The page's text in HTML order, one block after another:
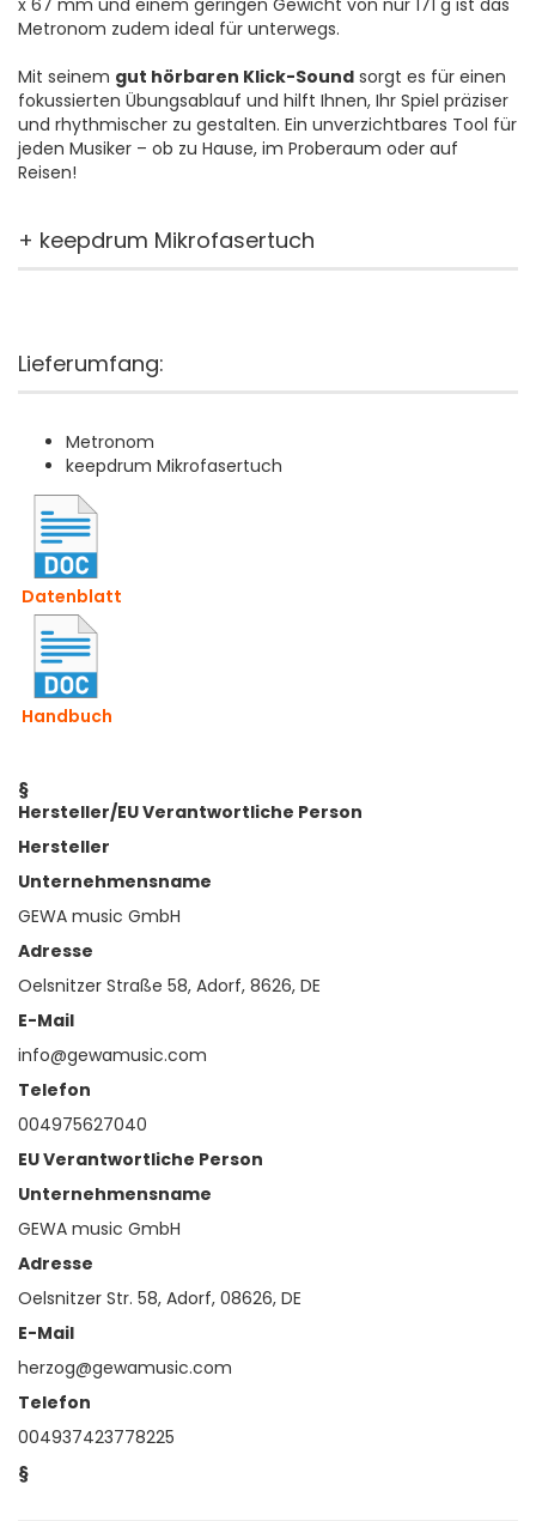
x 67 mm und einem geringen Gewicht von nur 171 g ist das
Metronom zudem ideal für unterwegs.
Mit seinem gut hörbaren Klick-Sound sorgt es für einen
fokussierten Übungsablauf und hilft Ihnen, Ihr Spiel präziser
und rhythmischer zu gestalten. Ein unverzichtbares Tool für
jeden Musiker – ob zu Hause, im Proberaum oder auf
Reisen!
+ keepdrum Mikrofasertuch
Lieferumfang:
Metronom
keepdrum Mikrofasertuch
Datenblatt
Handbuch
§
Hersteller/EU Verantwortliche Person
Hersteller
Unternehmensname
GEWA music GmbH
Adresse
Oelsnitzer Straße 58, Adorf, 8626, DE
E-Mail
info@gewamusic.com
Telefon
004975627040
EU Verantwortliche Person
Unternehmensname
GEWA music GmbH
Adresse
Oelsnitzer Str. 58, Adorf, 08626, DE
E-Mail
herzog@gewamusic.com
Telefon
004937423778225
§